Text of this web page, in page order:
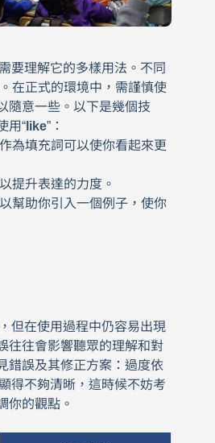
要理解它的多樣用法。不同
在正式的環境中，需謹慎使
隨意一些。以下是幾個技
用“ like”：
作為填充詞可以使你看起來更
提升表達的力度。
以幫助你引入一個例子，使你
但在使用過程中仍容易出現
往往會影響聽眾的理解和對
錯誤及其修正方案：過度依
得不夠清晰，這時候不妨考
你的觀點。